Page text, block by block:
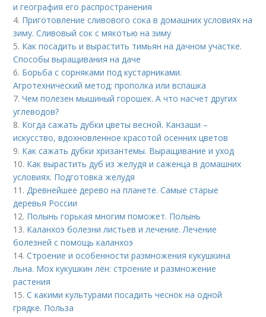
и география его распространения
4. Приготовление сливового сока в домашних условиях на
зиму. Сливовый сок с мякотью на зиму
5. Как посадить и вырастить тимьян на дачном участке.
Способы выращивания на даче
6. Борьба с сорняками под кустарниками.
Агротехнический метод: прополка или вспашка
7.Чем полезен мышиный горошек. А что насчет других
углеводов?
8. Когда сажать дубки цветы весной. Канзаши –
искусство, вдохновленное красотой осенних цветов
9. Как сажать дубки хризантемы. Выращивание и уход
10. Как вырастить дуб из желудя и саженца в домашних
условиях. Подготовка желудя
11.Древнейшее дерево на планете. Самые старые
деревья России
12. Полынь горькая многим поможет. Полынь
13. Каланхоэ болезни листьев и лечение. Лечение
болезней с помощь каланхоэ
14.Строение и особенности размножения кукушкина
льна. Мох кукушкин лён: строение и размножение
растения
15.С какими культурами посадить чеснок на одной
грядке. Польза